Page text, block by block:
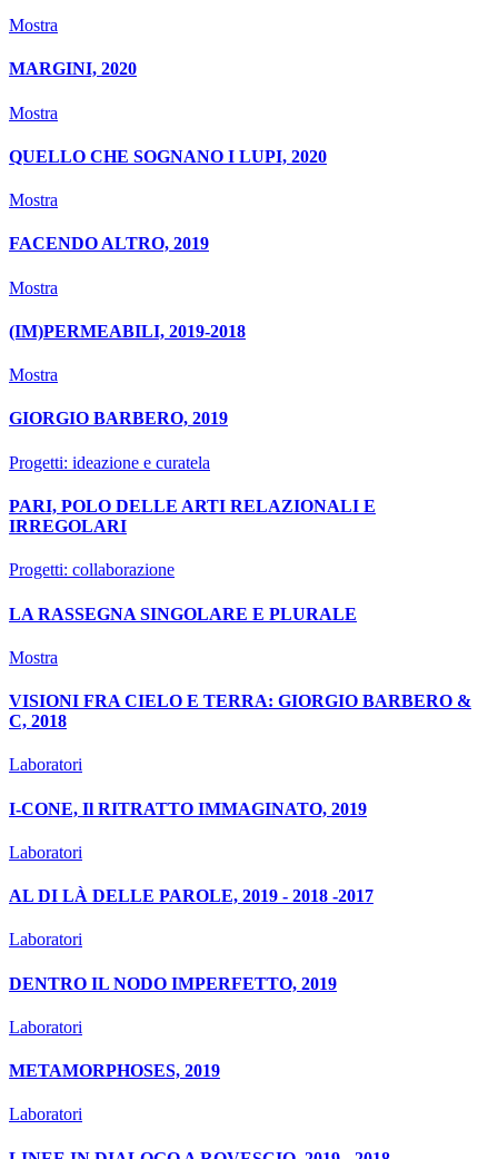
Mostra
MARGINI, 2020
Mostra
QUELLO CHE SOGNANO I LUPI, 2020
Mostra
FACENDO ALTRO, 2019
Mostra
(IM)PERMEABILI, 2019-2018
Mostra
GIORGIO BARBERO, 2019
Progetti: ideazione e curatela
PARI, POLO DELLE ARTI RELAZIONALI E
IRREGOLARI
Progetti: collaborazione
LA RASSEGNA SINGOLARE E PLURALE
Mostra
VISIONI FRA CIELO E TERRA: GIORGIO BARBERO &
C, 2018
Laboratori
I-CONE, Il RITRATTO IMMAGINATO, 2019
Laboratori
AL DI LÀ DELLE PAROLE, 2019 - 2018 -2017
Laboratori
DENTRO IL NODO IMPERFETTO, 2019
Laboratori
METAMORPHOSES, 2019
Laboratori